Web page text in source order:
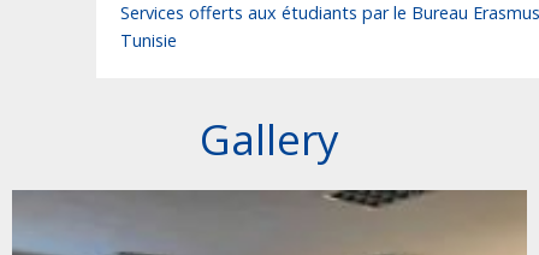
Services offerts aux étudiants par le Bureau
Tunisie
Gallery